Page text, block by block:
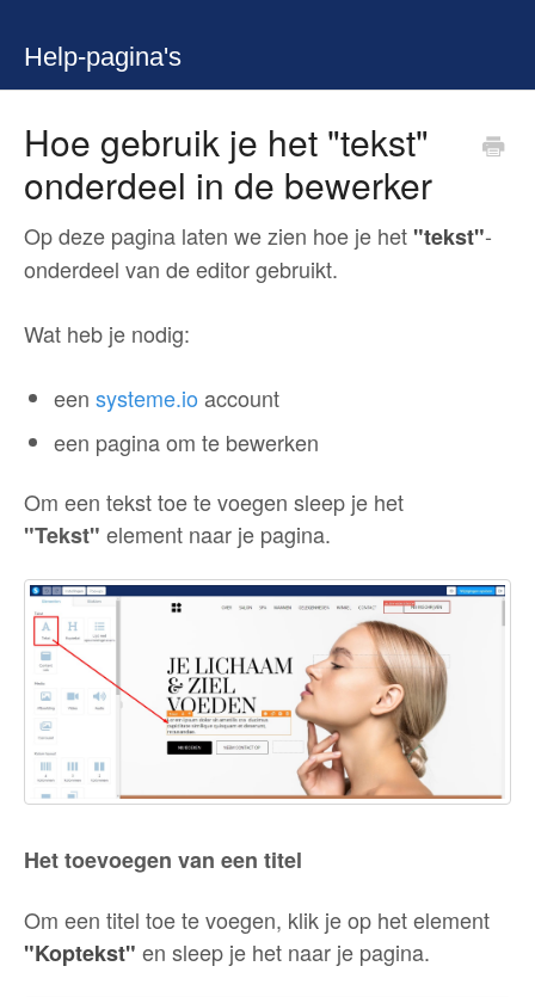
Help-pagina's
Hoe gebruik je het "tekst"
onderdeel in de bewerker
Op deze pagina laten we zien hoe je het "tekst"-
onderdeel van de editor gebruikt.
Wat heb je nodig:
een systeme.io account
een pagina om te bewerken
Om een tekst toe te voegen sleep je het
"Tekst" element naar je pagina.
Het toevoegen van een titel
Om een titel toe te voegen, klik je op het element
"Koptekst" en sleep je het naar je pagina.